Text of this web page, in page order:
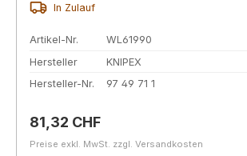
In Zulauf
Artikel-Nr.
WL61990
Hersteller
KNIPEX
Hersteller-Nr.
97 49 71 1
Regulärer Preis:
81,32 CHF
Preise exkl. MwSt. zzgl. Versandkosten